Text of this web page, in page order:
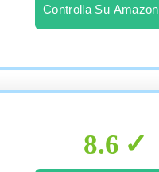
Controlla Su Amazon
8.6